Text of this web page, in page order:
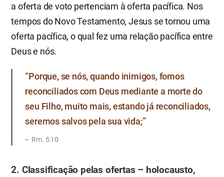
a oferta de voto pertenciam à oferta pacífica. Nos
tempos do Novo Testamento, Jesus se tornou uma
oferta pacífica, o qual fez uma relação pacífica entre
Deus e nós.
“Porque, se nós, quando inimigos, fomos
reconciliados com Deus mediante a morte do
seu Filho, muito mais, estando já reconciliados,
seremos salvos pela sua vida;”
Rm. 5:10
2. Classificação pelas ofertas – holocausto,